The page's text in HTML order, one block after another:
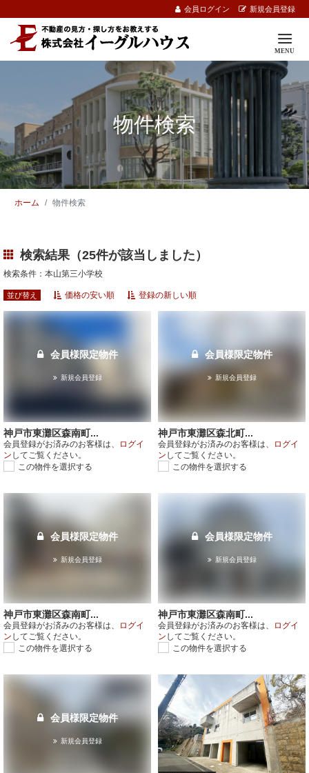
会員ログイン 新規会員登録
物件検索
ホーム 物件検索
検索結果（25件が該当しました）
検索条件：本山第三小学校
並び替え 価格の安い順 登録の新しい順
会員様限定物件
新規会員登録
神戸市東灘区森南町...
会員登録がお済みのお客様は、
ログイ
ン してご覧ください。
この物件を選択する
会員様限定物件
新規会員登録
神戸市東灘区森北町...
会員登録がお済みのお客様は、
ログイ
ン してご覧ください。
この物件を選択する
会員様限定物件
新規会員登録
神戸市東灘区森南町...
会員登録がお済みのお客様は、
ログイ
ン してご覧ください。
この物件を選択する
会員様限定物件
新規会員登録
神戸市東灘区森南町...
会員登録がお済みのお客様は、
ログイ
ン してご覧ください。
この物件を選択する
会員様限定物件
新規会員登録